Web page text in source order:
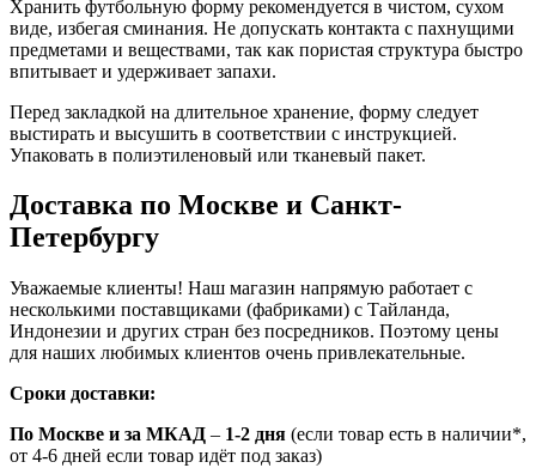
Хранить футбольную форму рекомендуется в чистом, сухом
виде, избегая сминания. Не допускать контакта с пахнущими
предметами и веществами, так как пористая структура быстро
впитывает и удерживает запахи.
Перед закладкой на длительное хранение, форму следует
выстирать и высушить в соответствии с инструкцией.
Упаковать в полиэтиленовый или тканевый пакет.
Доставка по Москве и Санкт-
Петербургу
Уважаемые клиенты! Наш магазин напрямую работает с
несколькими поставщиками (фабриками) с Тайланда,
Индонезии и других стран без посредников. Поэтому цены
для наших любимых клиентов очень привлекательные.
Сроки доставки:
По Москве и за МКАД – 1-2 дня (если товар есть в наличии*,
от 4-6 дней если товар идёт под заказ)